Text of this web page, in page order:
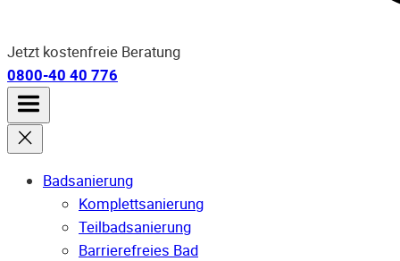
Jetzt kostenfreie Beratung
0800-40 40 776
Badsanierung
Komplettsanierung
Teilbadsanierung
Barrierefreies Bad